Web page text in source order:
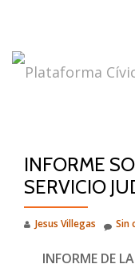
contenido
INFORME
SERVICIO
Jesus Villegas Sin
INFORME DE